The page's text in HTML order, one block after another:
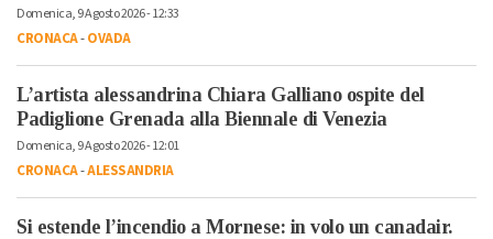
Domenica, 9 Agosto 2026 - 12:33
CRONACA-OVADA
L’artista alessandrina Chiara Galliano ospite del
Padiglione Grenada alla Biennale di Venezia
Domenica, 9 Agosto 2026 - 12:01
CRONACA-ALESSANDRIA
Si estende l’incendio a Mornese: in volo un canadair.